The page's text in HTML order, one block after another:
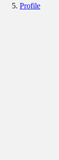
Profile